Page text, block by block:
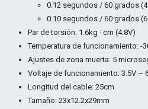
0.12 segundos / 60 grados
0.10 segundos / 60 grados
Par de torsión: 1.6kg · cm (4.8V)
Temperatura de funcionamiento: -
Ajustes de zona muerta: 5
Voltaje de funcionamiento: 3.5V ~
Longitud del cable: 25cm
Tamaño: 23x12.2x29mm